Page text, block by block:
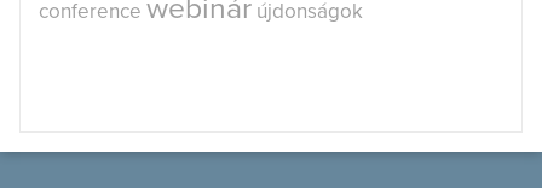
conference webinár újdonságok